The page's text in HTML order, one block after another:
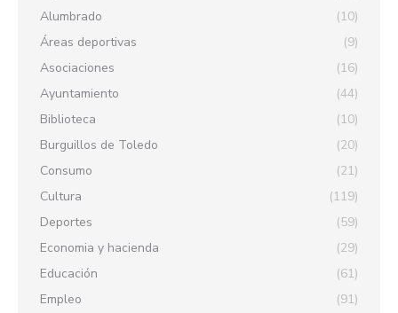
Alumbrado
(10)
Áreas deportivas
(9)
Asociaciones
(16)
Ayuntamiento
(44)
Biblioteca
(10)
Burguillos de Toledo
(20)
Consumo
(21)
Cultura
(119)
Deportes
(59)
Economia y hacienda
(29)
Educación
(61)
Empleo
(91)